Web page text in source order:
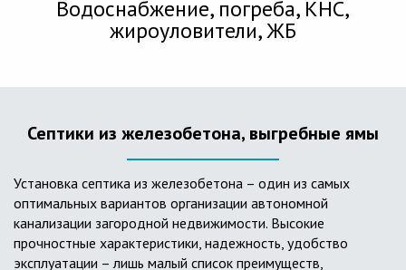
Водоснабжение, погреба, КНС,
жироуловители, ЖБ
Септики из железобетона, выгребные ямы
Установка септика из железобетона – один из самых
оптимальных вариантов организации автономной
канализации загородной недвижимости. Высокие
прочностные характеристики, надежность, удобство
эксплуатации – лишь малый список преимуществ,